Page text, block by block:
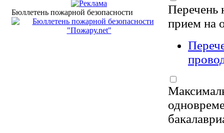
Бюллетень пожарной безопасности
Перечень
прием на